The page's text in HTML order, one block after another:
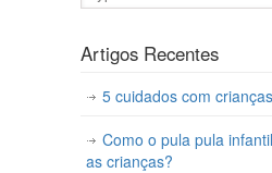
Artigos Recentes
5 cuidados com
Como o pula pula
as crianças?